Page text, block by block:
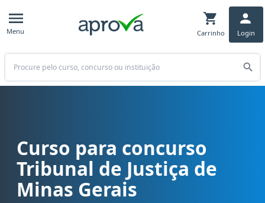
Menu Carrinho Login
Buscar
Curso para concurso TJ MG - Tribunal de Justiça de Minas Gerais
Curso para concurso
Tribunal de Justiça de
Minas Gerais